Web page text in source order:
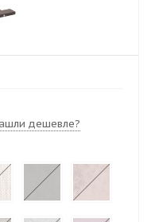
дешевле?